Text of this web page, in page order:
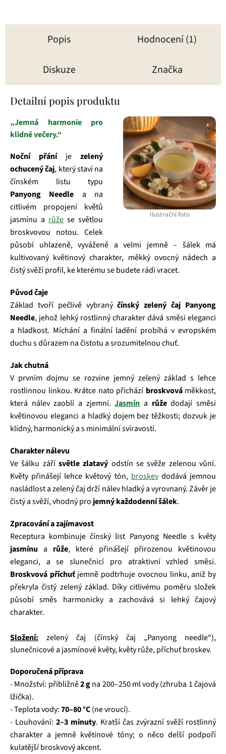
Popis Hodnocení (1)
Diskuze Značka
Detailní popis produktu
Ilustrační foto
„Jemná harmonie pro
klidné večery.“
Noční přáníjezelený
ochucený čaj, který staví na
čínském listu typu
Panyong Needle a na
citlivém propojení květů
jasmínu a růže se světlou
broskvovou notou. Celek
působí uhlazeně, vyváženě a velmi jemně – šálek má
kultivovaný květinový charakter, měkký ovocný nádech a
čistý svěží profil, ke kterému se budete rádi vracet.
Původ čaje
Základ tvoří pečlivě vybranýčínský zelený čaj Panyong
Needle, jehož lehký rostlinný charakter dává směsi eleganci
a hladkost. Míchání a finální ladění probíhá v evropském
duchu s důrazem na čistotu a srozumitelnou chuť.
Jak chutná
V prvním dojmu se rozvine jemný zelený základ s lehce
rostlinnou linkou. Krátce nato přichází broskvováměkkost,
která nálev zaoblí a zjemní.Jasmín a růžedodají směsi
květinovou eleganci a hladký dojem bez těžkosti; dozvuk je
klidný, harmonický a s minimální svíravostí.
Charakter nálevu
Ve šálku září světle zlatavý odstín se svěže zelenou vůní.
Květy přinášejí lehce květový tón, broskevdodává jemnou
nasládlost a zelený čaj drží nálev hladký a vyrovnaný. Závěr je
čistý a svěží, vhodný pro jemný každodenní šálek.
Zpracování a zajímavost
Receptura kombinuje čínský list Panyong Needle s květy
jasmínu a růže, které přinášejí přirozenou květinovou
eleganci, a se slunečnicí pro atraktivní vzhled směsi.
Broskvová příchuťjemně podtrhuje ovocnou linku, aniž by
překryla čistý zelený základ. Díky citlivému poměru složek
působí směs harmonicky a zachovává si lehký čajový
charakter.
Složení: zelený čaj (čínský čaj „Panyong needle“),
slunečnicové a jasmínové květy, květy růže, příchuť broskev.
Doporučená příprava
- Množství: přibližně2 gna 200–250 ml vody (zhruba 1 čajová
lžička).
- Teplota vody:70–80 °C(ne vroucí).
- Louhování: 2–3 minuty. Kratší čas zvýrazní svěží rostlinný
charakter a jemně květinové tóny; o něco delší podpoří
kulatější broskvový akcent.